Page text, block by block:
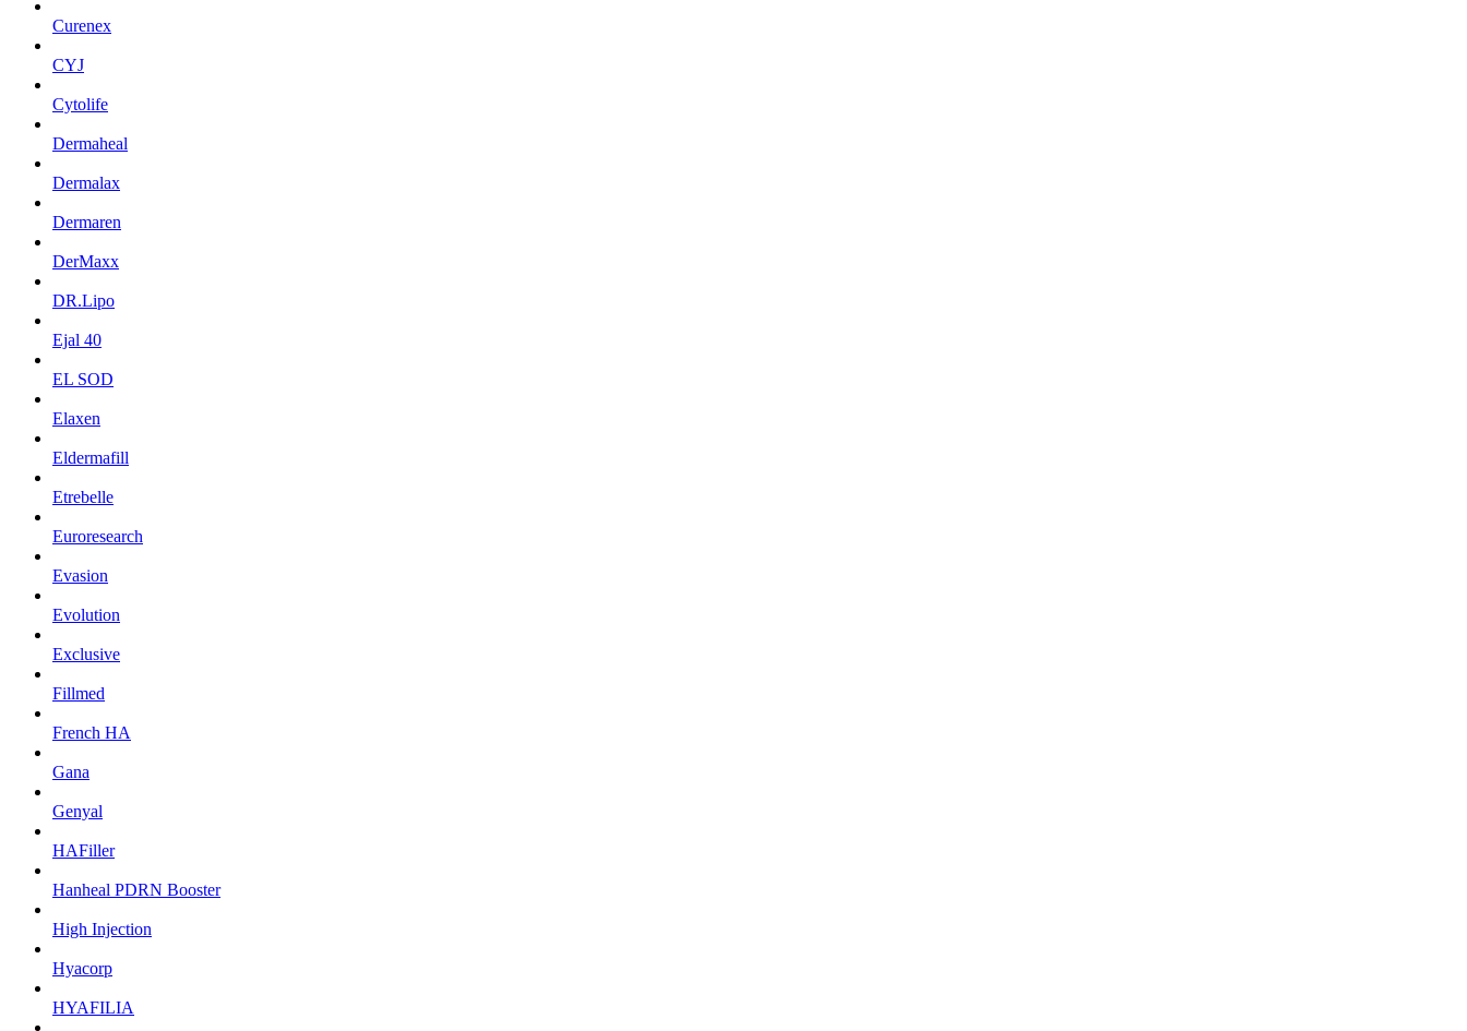
Curenex
CYJ
Cytolife
Dermaheal
Dermalax
Dermaren
DerMaxx
DR.Lipo
Ejal 40
EL SOD
Elaxen
Eldermafill
Etrebelle
Euroresearch
Evasion
Evolution
Exclusive
Fillmed
French HA
Gana
Genyal
HAFiller
Hanheal PDRN Booster
High Injection
Hyacorp
HYAFILIA